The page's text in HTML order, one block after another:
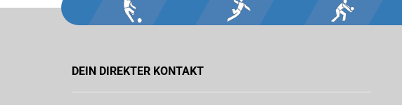
DEIN DIREKTER KONTAKT